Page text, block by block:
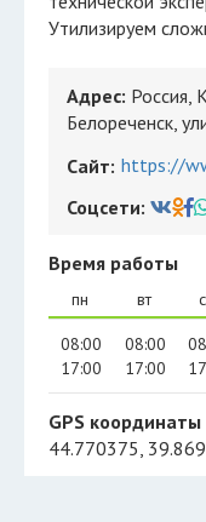
Утилизируем
Адрес: Россия,
Белореченск,
Сайт: https://
Соцсети:
Время работы
пн
08:00
17:00
вт
08:00
17:00
GPS координаты
44.770375,